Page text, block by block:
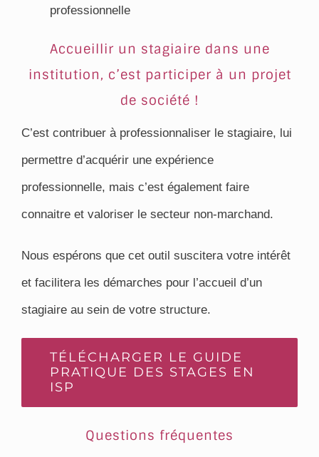
professionnelle
Accueillir un stagiaire dans une
institution, c’est participer à un projet
de société !
C’est contribuer à professionnaliser le stagiaire, lui
permettre d’acquérir une expérience
professionnelle, mais c’est également faire
connaitre et valoriser le secteur non-marchand.
Nous espérons que cet outil suscitera votre intérêt
et facilitera les démarches pour l’accueil d’un
stagiaire au sein de votre structure.
TÉLÉCHARGER LE GUIDE
PRATIQUE DES STAGES EN
ISP
Questions fréquentes